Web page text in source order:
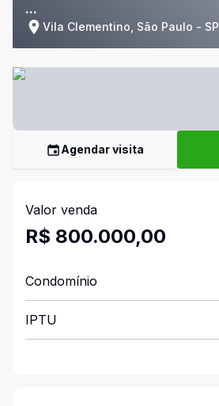
...
Vila Clementino, São Paulo - SP
Agendar visita
Valor venda
R$ 800.000,00
Condomínio
IPTU